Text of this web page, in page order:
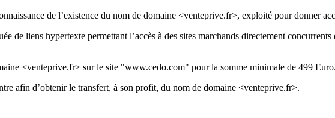
de l’existence du nom de domaine <venteprive.fr>, exploité pour donner
de liens hypertexte permettant l’accès à des sites marchands directement
<venteprive.fr> sur le site "www.cedo.com" pour la somme minimale de 499 Euro.
afin d’obtenir le transfert, à son profit, du nom de domaine <venteprive.fr>.